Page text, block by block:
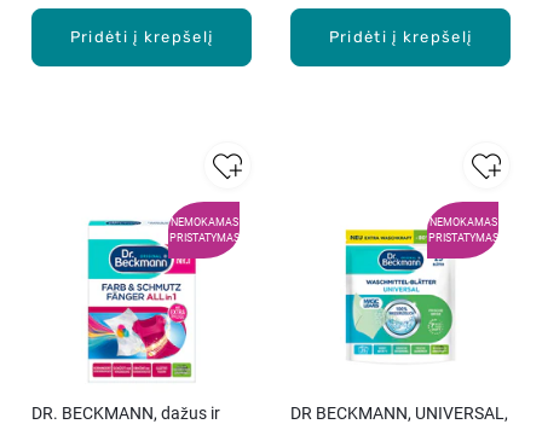
Pridėti į krepšelį Pridėti į krepšelį
NEMOKAMAS
PRISTATYMAS
DR. BECKMANN, dažus ir
NEMOKAMAS
PRISTATYMAS
DR BECKMANN, UNIVERSAL,